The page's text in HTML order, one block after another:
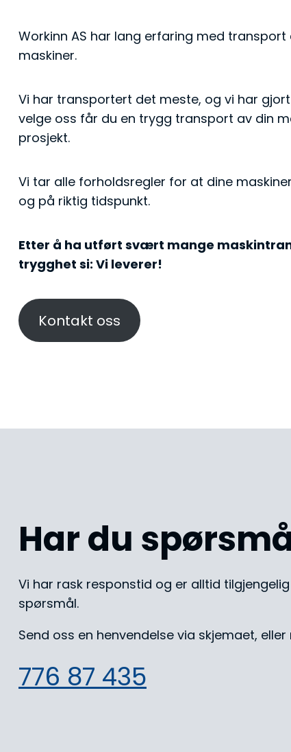
Workinn AS har lang erfaring med
maskiner.
Vi har transportert det meste, og vi har
velge oss får du en trygg transport av din
prosjekt.
Vi tar alle forholdsregler for at dine
og på riktig tidspunkt.
​Etter å ha utført svært mange
trygghet si: Vi leverer!
Kontakt oss
Har du
​Vi har rask responstid og er alltid
spørsmål.
Send oss en henvendelse via skjemaet,
776 87 435